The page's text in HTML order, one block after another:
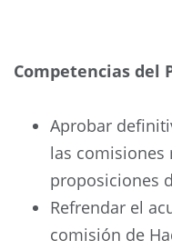
Competencias del
Aprobar
las comisiones
proposiciones
Refrendar el
comisión de